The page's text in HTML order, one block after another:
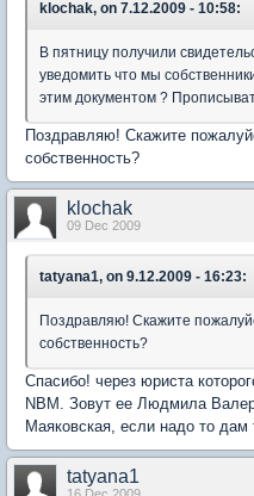
klochak, on 7.12.2009 - 10:58:
В пятницу получили
уведомить что мы
этим документом ?
Поздравляю! Скажите
собственность?
klochak
09 Dec 2009
tatyana1, on 9.12.2009 - 16:23:
Поздравляю! Скажите
собственность?
Спасибо! через юриста
NBM. Зовут ее Людмила
Маяковская, если надо то дам
tatyana1